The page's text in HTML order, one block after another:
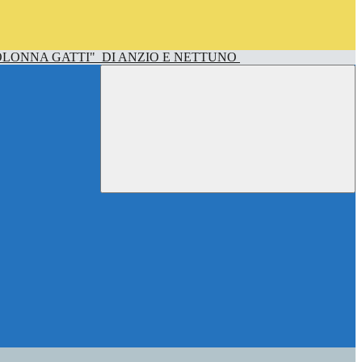
GATTI" DI ANZIO E NETTUNO